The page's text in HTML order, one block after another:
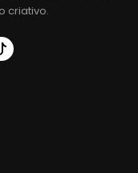
criativo.